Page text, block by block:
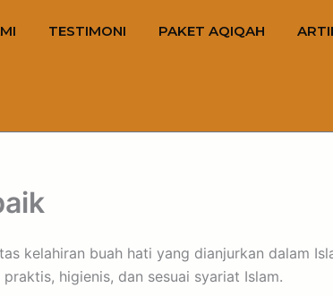
TESTIMONI PAKET AQIQAH
kelahiran buah hati yang dianjurkan dalam
higienis, dan sesuai syariat Islam.